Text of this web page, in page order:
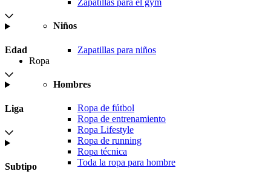
Zapatillas para el gym
Niños
Zapatillas para niños
Ropa
Hombres
Ropa de fútbol
Ropa de entrenamiento
Ropa Lifestyle
Ropa de running
Ropa técnica
Toda la ropa para hombre
Edad
Liga
Subtipo